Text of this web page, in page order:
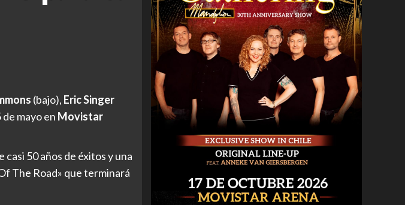
(bajo), Eric Singer
mayo en Movistar
50 años de éxitos y una
The Road» que terminará